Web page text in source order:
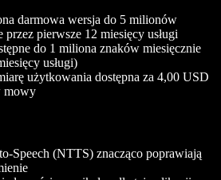
darmowa wersja do 5 milionów
pierwsze 12 miesięcy usługi
do 1 miliona znaków miesięcznie
usługi)
użytkowania dostępna za 4,00 USD
mowy
Speech (NTTS) znacząco poprawiają